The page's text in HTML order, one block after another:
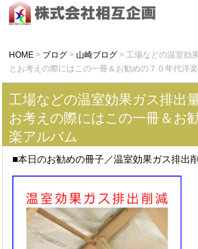
HOME > ブログ > 山崎ブログ > 工場などの温室効
とお考えの際にはこの一冊＆お勧めの７０年代洋
工場などの温室効果ガス排出
お考えの際にはこの一冊＆お
楽アルバム
■本日のお勧めの冊子／温室効果ガス排出